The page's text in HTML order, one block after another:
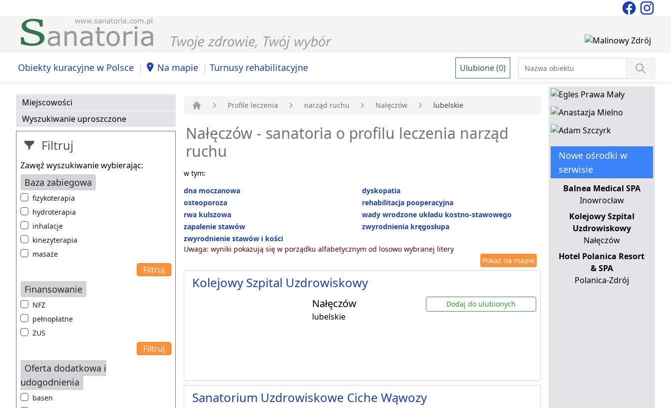
Obiekty kuracyjne w Polsce | Na mapie | Turnusy rehabilitacyjne Ulubione (0)
Miejscowości
Wyszukiwanie uproszczone
Filtruj
Zawęź wyszukiwanie wybierając:
Baza zabiegowa
fizykoterapia
hydroterapia
inhalacje
kinezyterapia
masaże
Finansowanie
NFZ
pełnopłatne
ZUS
Oferta dodatkowa i
udogodnienia
basen
Profile leczenia narząd ruchu Nałęczów lubelskie
Nałęczów - sanatoria o profilu leczenia narząd
ruchu
w tym:
dna moczanowa
dyskopatia
osteoporoza
rehabilitacja pooperacyjna
rwa kulszowa
wady wrodzone układu kostno-stawowego
zapalenie stawów
zwyrodnienia kręgosłupa
zwyrodnienie stawów i kości
Uwaga: wyniki pokazują się w porządku alfabetycznym od losowo wybranej litery
Pokaż na mapie
Kolejowy Szpital Uzdrowiskowy
Nałęczów
lubelskie
Dodaj do ulubionych
Sanatorium Uzdrowiskowe Ciche Wąwozy
Nowe ośrodki w
serwisie
Balnea Medical SPA
Inowrocław
Kolejowy Szpital
Uzdrowiskowy
Nałęczów
Hotel Polanica Resort
& SPA
Polanica-Zdrój